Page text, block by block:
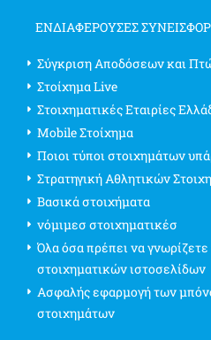
ΕΝΔΙΑΦΈΡΟΥΣΕΣ
Σύγκριση Αποδόσεων και
Στοίχημα Live
Στοιχηματικές Εταιρίες
Mobile Στοίχημα
Ποιοι τύποι στοιχημάτων
Στρατηγική Αθλητικών
Βασικά στοιχήματα
νόμιμεσ στοιχηματικέσ
Όλα όσα πρέπει να
στοιχηματικών ιστοσελίδων
Ασφαλής εφαρμογή των
στοιχημάτων